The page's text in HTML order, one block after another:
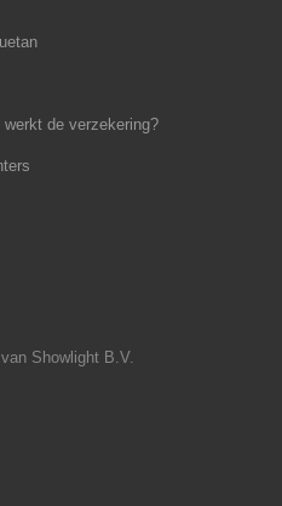
de verzekering?
Showlight B.V.